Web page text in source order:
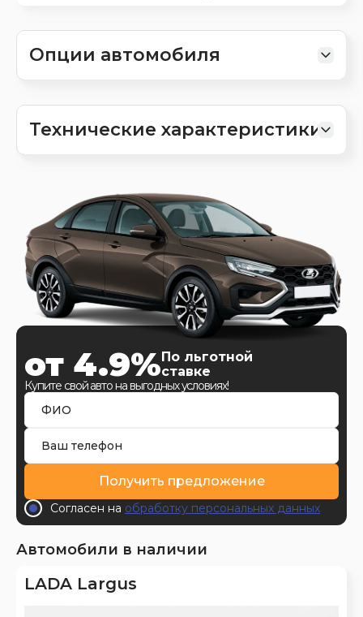
Опции автомобиля
Технические характеристики
от 4.9%По льготной
ставке
Купите свой авто на выгодных условиях!
Получить предложение
Согласен на обработку персональных данных
Автомобили в наличии
LADA Largus